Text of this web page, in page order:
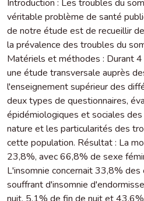
Introduction : Les troubles du
véritable problème de santé
de notre étude est de recueillir
la prévalence des troubles du
Matériels et méthodes : Durant 4
une étude transversale auprès
l'enseignement supérieur des
deux types de questionnaires,
épidémiologiques et sociales
nature et les particularités des
cette population. Résultat : La
23,8%, avec 66,8% de sexe
L'insomnie concernait 33,8%
souffrant d'insomnie